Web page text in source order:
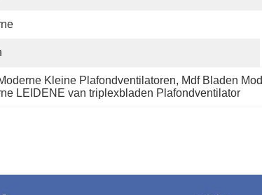
Kleine Plafondventilatoren, Mdf Bladen
LEIDENE van triplexbladen Plafondventilator